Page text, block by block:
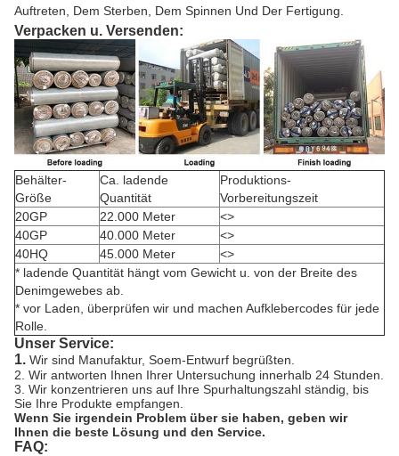
Auftreten, Dem Sterben, Dem Spinnen Und Der Fertigung.
Verpacken u. Versenden:
Behälter-
Größe
Ca. ladende
Quantität
Produktions-
Vorbereitungszeit
20GP
22.000 Meter
<>
40GP
40.000 Meter
<>
40HQ
45.000 Meter
<>
* ladende Quantität hängt vom Gewicht u. von der Breite des
Denimgewebes ab.
* vor Laden, überprüfen wir und machen Aufklebercodes für jede
Rolle.
Unser Service:
1. Wir sind Manufaktur, Soem-Entwurf begrüßten.
2. Wir antworten Ihnen Ihrer Untersuchung innerhalb 24 Stunden.
3. Wir konzentrieren uns auf Ihre Spurhaltungszahl ständig, bis
Sie Ihre Produkte empfangen.
Wenn Sie irgendein Problem über sie haben, geben wir
Ihnen die beste Lösung und den Service.
FAQ: